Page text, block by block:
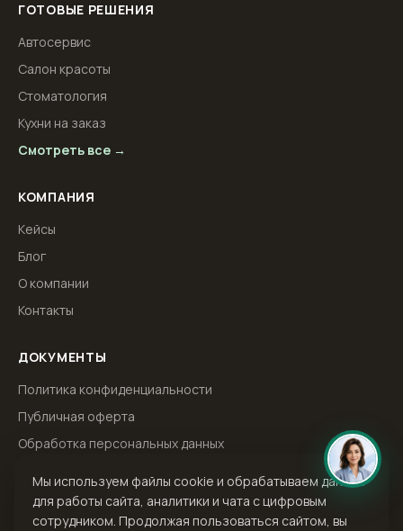
ГОТОВЫЕ РЕШЕНИЯ
Автосервис
Салон красоты
Стоматология
Кухни на заказ
Смотреть все →
КОМПАНИЯ
Кейсы
Блог
О компании
Контакты
ДОКУМЕНТЫ
Политика конфиденциальности
Публичная оферта
Обработка персональных данных
ООО «Тачбренд» · ИНН 6229083103 · ОГРН 1166234073301 · E-mail:
Мы используем файлы cookie и обрабатываем данные
для работы сайта, аналитики и чата с цифровым
сотрудником. Продолжая пользоваться сайтом, вы